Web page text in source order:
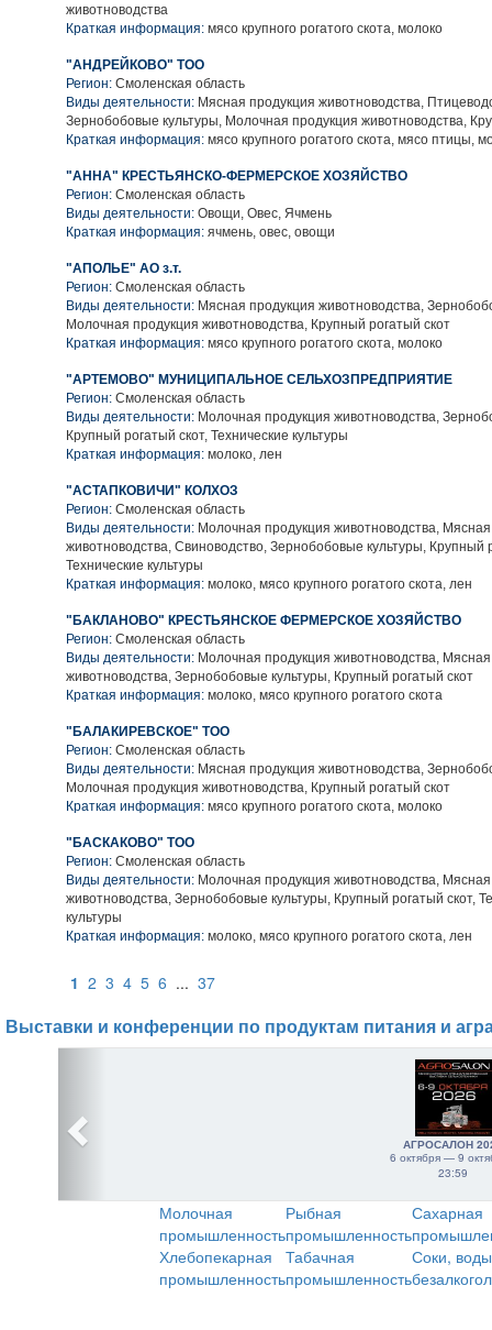
животноводства
Краткая информация: мясо крупного рогатого скота, молоко
"АНДРЕЙКОВО" ТОО
Регион: Смоленская область
Виды деятельности: Мясная продукция животноводства,
Зернобобовые культуры, Молочная продукция животноводства,
Краткая информация: мясо крупного рогатого скота, мясо птицы,
"АННА" КРЕСТЬЯНСКО-ФЕРМЕРСКОЕ ХОЗЯЙСТВО
Регион: Смоленская область
Виды деятельности: Овощи, Овес, Ячмень
Краткая информация: ячмень, овес, овощи
"АПОЛЬЕ" АО з.т.
Регион: Смоленская область
Виды деятельности: Мясная продукция животноводства,
Молочная продукция животноводства, Крупный рогатый скот
Краткая информация: мясо крупного рогатого скота, молоко
"АРТЕМОВО" МУНИЦИПАЛЬНОЕ СЕЛЬХОЗПРЕДПРИЯТИЕ
Регион: Смоленская область
Виды деятельности: Молочная продукция животноводства,
Крупный рогатый скот, Технические культуры
Краткая информация: молоко, лен
"АСТАПКОВИЧИ" КОЛХОЗ
Регион: Смоленская область
Виды деятельности: Молочная продукция животноводства,
животноводства, Свиноводство, Зернобобовые культуры, Крупный
Технические культуры
Краткая информация: молоко, мясо крупного рогатого скота, лен
"БАКЛАНОВО" КРЕСТЬЯНСКОЕ ФЕРМЕРСКОЕ ХОЗЯЙСТВО
Регион: Смоленская область
Виды деятельности: Молочная продукция животноводства,
животноводства, Зернобобовые культуры, Крупный рогатый скот
Краткая информация: молоко, мясо крупного рогатого скота
"БАЛАКИРЕВСКОЕ" ТОО
Регион: Смоленская область
Виды деятельности: Мясная продукция животноводства,
Молочная продукция животноводства, Крупный рогатый скот
Краткая информация: мясо крупного рогатого скота, молоко
"БАСКАКОВО" ТОО
Регион: Смоленская область
Виды деятельности: Молочная продукция животноводства,
животноводства, Зернобобовые культуры, Крупный рогатый скот,
культуры
Краткая информация: молоко, мясо крупного рогатого скота, лен
1 2 3 4 5 6 ... 37
Выставки и конференции по продуктам питания и
АГРОСАЛОН
6 октября — 9
23:59
Молочная
промышленность
Рыбная
промышленность
Сахарная
Хлебопекарная
промышленность
Табачная
промышленность
Соки,